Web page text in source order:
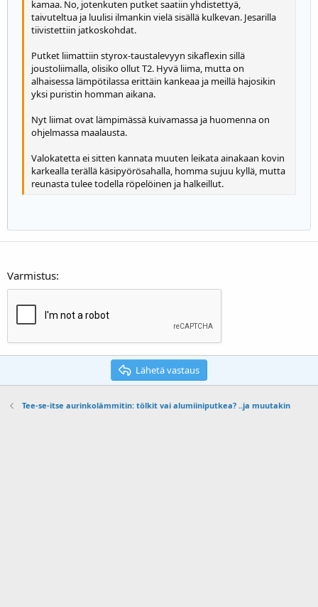
22
26
Times New Roman
Trebuchet MS
Verdana
kamaa. No, jotenkuten putket saatiin yhdistettyä,
taivuteltua ja luulisi ilmankin vielä sisällä kulkevan. Jesarilla
tiivistettiin jatkoskohdat.
Putket liimattiin styrox-taustalevyyn sikaflexin sillä
joustoliimalla, olisiko ollut T2. Hyvä liima, mutta on
alhaisessa lämpötilassa erittäin kankeaa ja meillä hajosikin
yksi puristin homman aikana.
Nyt liimat ovat lämpimässä kuivamassa ja huomenna on
ohjelmassa maalausta.
Valokatetta ei sitten kannata muuten leikata ainakaan kovin
karkealla terällä käsipyörösahalla, homma sujuu kyllä, mutta
reunasta tulee todella röpelöinen ja halkeillut.
Varmistus
Lähetä vastaus
Tee-se-itse aurinkolämmitin: tölkit vai alumiiniputkea? ..ja muutakin